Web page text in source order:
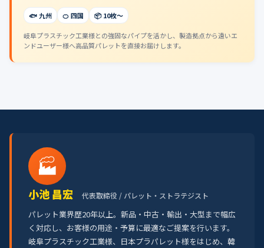
🐟 九州 🍊 四国 📦 10枚〜
岐阜プラスチック工業様との強固なパイプを活かし、製造拠点から遠いエ
ンドユーザー様へ高品質パレットを直接お届けします。
🏭
小池 昌宏 代表取締役 / パレット・ストラテジスト
パレット業界歴20年以上。新品・中古・輸出・大型まで幅広
く対応し、お客様の用途・予算に最適なご提案を行います。
岐阜プラスチック工業様、日本プラパレット様をはじめ、韓